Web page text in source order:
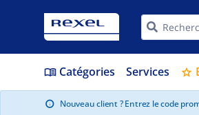
menu_book Catégories Services star
info Nouveau client ? Entrez le code